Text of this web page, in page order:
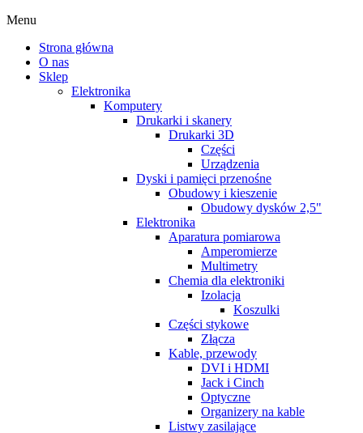
Menu
Strona główna
O nas
Sklep
Elektronika
Komputery
Drukarki i skanery
Drukarki 3D
Części
Urządzenia
Dyski i pamięci przenośne
Obudowy i kieszenie
Obudowy dysków 2,5"
Elektronika
Aparatura pomiarowa
Amperomierze
Multimetry
Chemia dla elektroniki
Izolacja
Koszulki
Części stykowe
Złącza
Kable, przewody
DVI i HDMI
Jack i Cinch
Optyczne
Organizery na kable
Listwy zasilające